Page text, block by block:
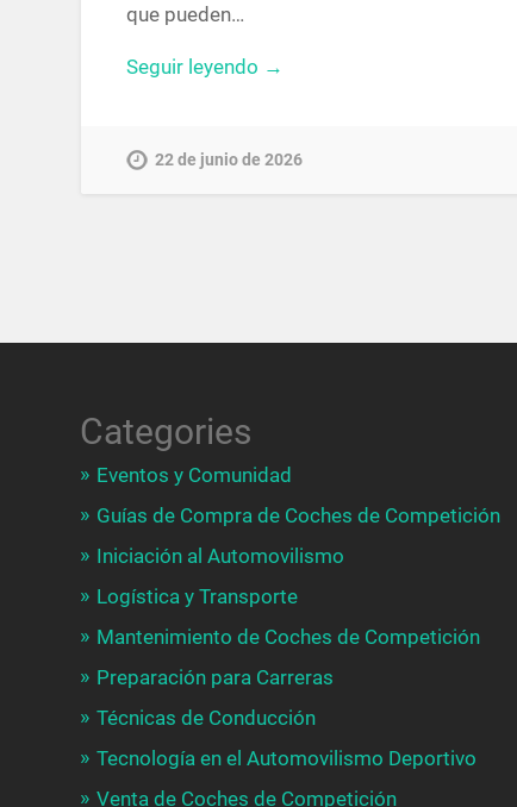
que pueden…
Seguir leyendo →
22 de junio de 2026
Categories
Eventos y Comunidad
Guías de Compra de Coches de Competición
Iniciación al Automovilismo
Logística y Transporte
Mantenimiento de Coches de Competición
Preparación para Carreras
Técnicas de Conducción
Tecnología en el Automovilismo Deportivo
Venta de Coches de Competición